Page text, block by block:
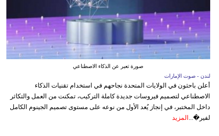
صورة تعبر عن الذكاء الاصطناعي
لندن - صوت الإمارات
أعلن باحثون في الولايات المتحدة نجاحهم في استخدام تقنيات الذكاء
الاصطناعي لتصميم فيروسات جديدة كاملة التركيب، تمكنت من العمل والتكاثر
داخل المختبر، في إنجاز يُعد الأول من نوعه على مستوى تصميم الجينوم الكامل
لفير�...
المزيد